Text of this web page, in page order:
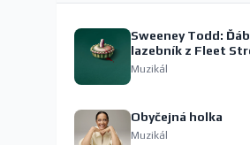
Sweeney Todd:
lazebník z Fleet
Muzikál
Obyčejná holka
Muzikál